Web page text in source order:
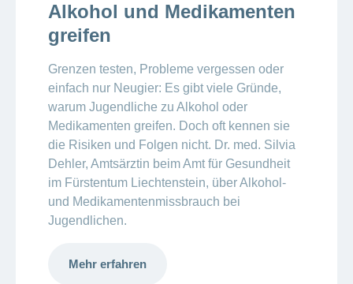
Alkohol und Medikamenten
greifen
Grenzen testen, Probleme vergessen oder
einfach nur Neugier: Es gibt viele Gründe,
warum Jugendliche zu Alkohol oder
Medikamenten greifen. Doch oft kennen sie
die Risiken und Folgen nicht. Dr. med. Silvia
Dehler, Amtsärztin beim Amt für Gesundheit
im Fürstentum Liechtenstein, über Alkohol-
und Medikamentenmissbrauch bei
Jugendlichen.
Mehr erfahren